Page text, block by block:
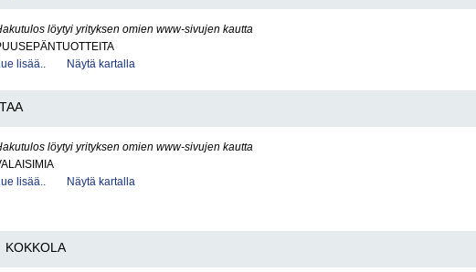
löytyi yrityksen omien www-sivujen kautta
lisää..
Näytä kartalla
löytyi yrityksen omien www-sivujen kautta
lisää..
Näytä kartalla
KOKKOLA